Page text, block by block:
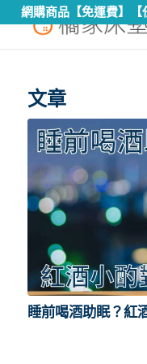
網購商品【免運費】【
您現在的位置： 首
文章
睡前喝酒助眠？紅